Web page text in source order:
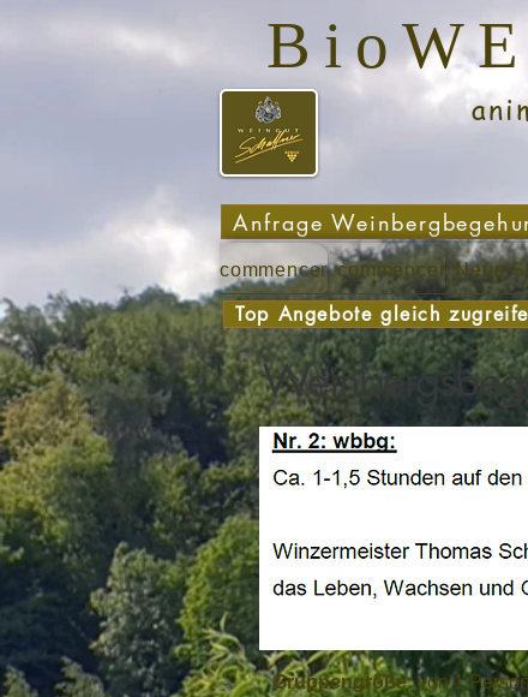
animé
Anfrage
commencer commencer Neue
Top Angebote gleich
Gruppengröße:von 1